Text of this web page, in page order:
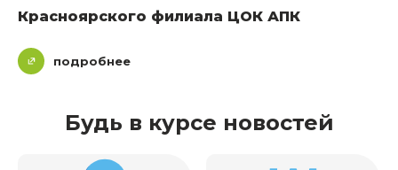
Красноярского филиала ЦОК АПК
подробнее
Будь в курсе новостей